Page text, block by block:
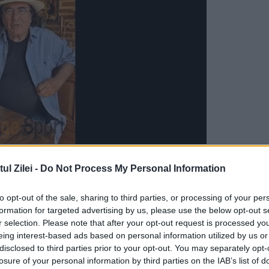
Zilei - Do Not Process My Personal Information
opt-out of the sale, sharing to third parties, or processing of your
for targeted advertising by us, please use the below opt-out
selection. Please note that after your opt-out request is processed
interest-based ads based on personal information utilized by us
to third parties prior to your opt-out. You may separately
of your personal information by third parties on the IAB’s list of
pentru prima dată despre o iniţiativă privind
această informaţie drept un fals
introducerii regimului de vize pentru
marţi în semioficiosul rusesc Izvestia